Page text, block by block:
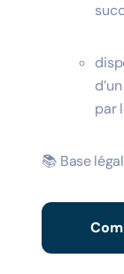
par
📚 Base